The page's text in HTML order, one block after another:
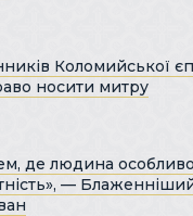
Коломийської
носити митру
де людина
—